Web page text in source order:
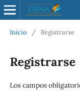
Inicio / Registrarse
Registrarse
Los campos